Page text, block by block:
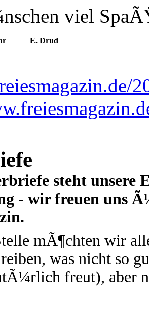
viel
E. Drud
steht unsere
- wir freuen uns
mÃ¶chten wir
was nicht so
freut), aber